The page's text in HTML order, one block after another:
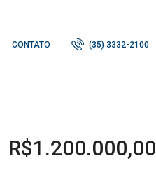
CONTATO (35) 3332-2100
R$1.200.000,00